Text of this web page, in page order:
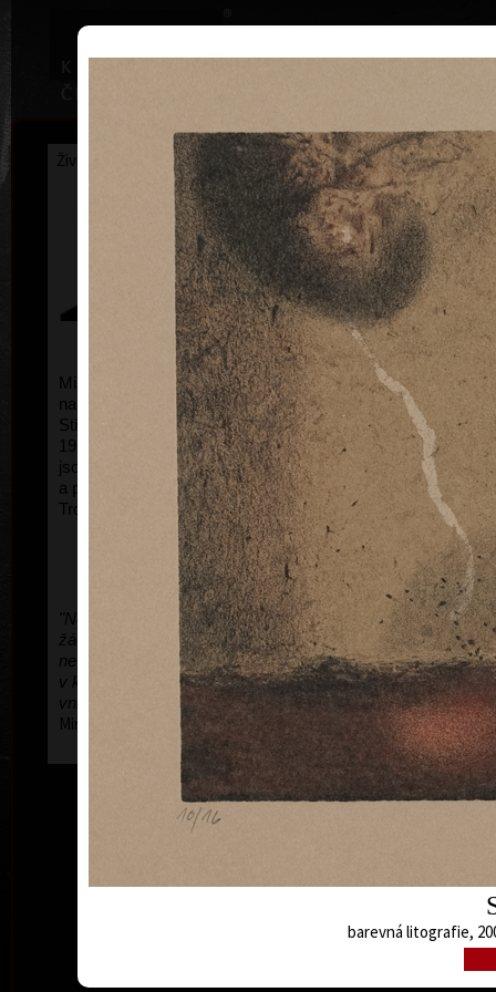
Životopis Výstavy Ocenění Sbírky
Miroslav Pošvic
* 25.12.1959
Miroslav Pošvic pochází ze Špindlerova Mlýna,
narodil se 25. 12. 1959 ve Vrchlabí.Vystudoval
Střední průmyslovou školu grafickou v Praze
1975-1979.
Jeho hlavními oblastmi činnosti
jsou volná grafika (barevná litografie), malba
a plastika.
Pracuje v Praze a v Újezdě pod
Troskami.
"Nepotřebuji k práci, k chuti tvořit, k nastartování
žádný konflikt. Dramatické a těžké chvíle
nevyhledávám
stejně přijdou samy. Proto si libuji
v klidných motivech. To je má cesta k nalezení
vnitřního klidu."
Miroslav Pošvic
barevná litografie,